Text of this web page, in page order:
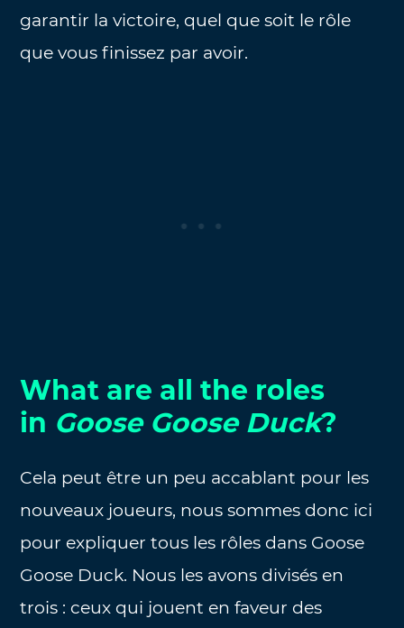
garantir la victoire, quel que soit le rôle
que vous finissez par avoir.
What are all the roles
in Goose Goose Duck?
Cela peut être un peu accablant pour les
nouveaux joueurs, nous sommes donc ici
pour expliquer tous les rôles dans Goose
Goose Duck. Nous les avons divisés en
trois : ceux qui jouent en faveur des